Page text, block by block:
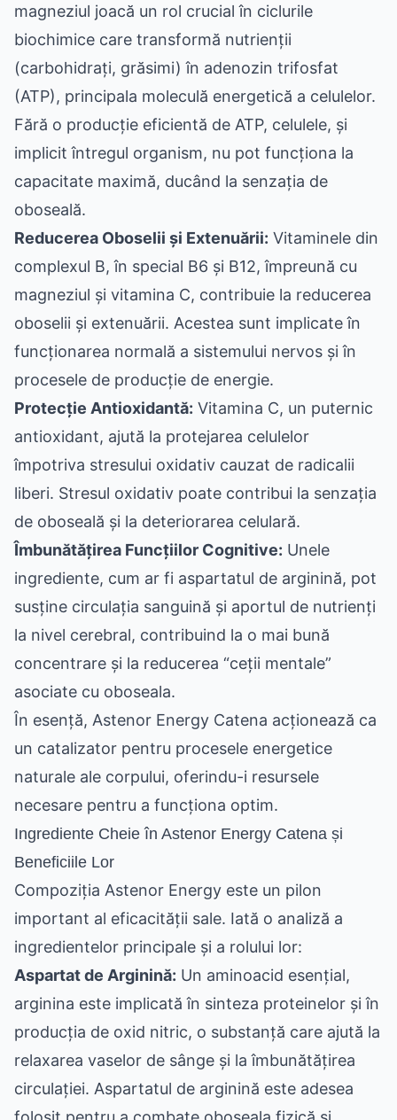
magneziul joacă un rol crucial în ciclurile
biochimice care transformă nutrienții
(carbohidrați, grăsimi) în adenozin trifosfat
(ATP), principala moleculă energetică a celulelor.
Fără o producție eficientă de ATP, celulele, și
implicit întregul organism, nu pot funcționa la
capacitate maximă, ducând la senzația de
oboseală.
Reducerea Oboselii și Extenuării: Vitaminele din
complexul B, în special B6 și B12, împreună cu
magneziul și vitamina C, contribuie la reducerea
oboselii și extenuării. Acestea sunt implicate în
funcționarea normală a sistemului nervos și în
procesele de producție de energie.
Protecție Antioxidantă: Vitamina C, un puternic
antioxidant, ajută la protejarea celulelor
împotriva stresului oxidativ cauzat de radicalii
liberi. Stresul oxidativ poate contribui la senzația
de oboseală și la deteriorarea celulară.
Îmbunătățirea Funcțiilor Cognitive: Unele
ingrediente, cum ar fi aspartatul de arginină, pot
susține circulația sanguină și aportul de nutrienți
la nivel cerebral, contribuind la o mai bună
concentrare și la reducerea “ceții mentale”
asociate cu oboseala.
În esență, Astenor Energy Catena acționează ca
un catalizator pentru procesele energetice
naturale ale corpului, oferindu-i resursele
necesare pentru a funcționa optim.
Ingrediente Cheie în Astenor Energy Catena și
Beneficiile Lor
Compoziția Astenor Energy este un pilon
important al eficacității sale. Iată o analiză a
ingredientelor principale și a rolului lor:
Aspartat de Arginină: Un aminoacid esențial,
arginina este implicată în sinteza proteinelor și în
producția de oxid nitric, o substanță care ajută la
relaxarea vaselor de sânge și la îmbunătățirea
circulației. Aspartatul de arginină este adesea